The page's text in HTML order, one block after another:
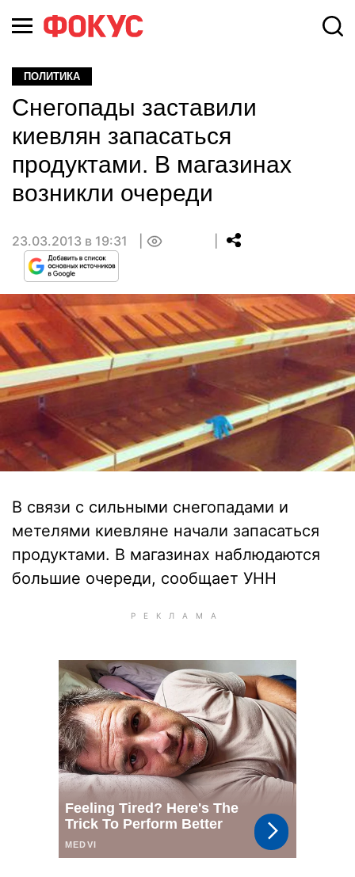
ПОЛИТИКА
Снегопады заставили
киевлян запасаться
продуктами. В магазинах
возникли очереди
23.03.2013 в 19:31
В связи с сильными снегопадами и
метелями киевляне начали запасаться
продуктами. В магазинах наблюдаются
большие очереди, сообщает УНН